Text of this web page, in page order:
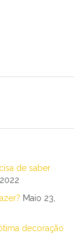
de saber
Maio 23,
decoração